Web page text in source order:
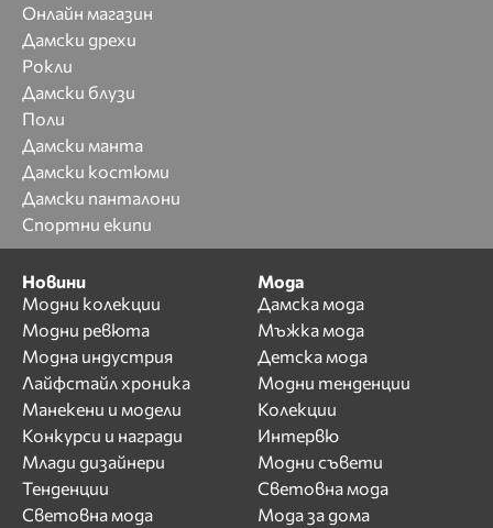
Онлайн магазин
Дамски дрехи
Рокли
Дамски блузи
Поли
Дамски манта
Дамски костюми
Дамски панталони
Спортни екипи
Новини
Модни колекции
Модни ревюта
Модна индустрия
Лайфстайл хроника
Манекени и модели
Конкурси и награди
Млади дизайнери
Тенденции
Световна мода
Мода
Дамска мода
Мъжка мода
Детска мода
Модни тенденции
Колекции
Интервю
Модни съвети
Световна мода
Мода за дома